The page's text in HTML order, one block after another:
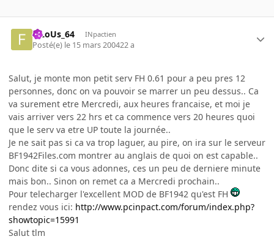
FiLoUs_64 INpactien
Posté(e) le 15 mars 200422 a
Salut, je monte mon petit serv FH 0.61 pour a peu pres 12
personnes, donc on va pouvoir se marrer un peu dessus.. Ca
va surement etre Mercredi, aux heures francaise, et moi je
vais arriver vers 22 hrs et ca commence vers 20 heures quoi
que le serv va etre UP toute la journée..
Je ne sait pas si ca va trop laguer, au pire, on ira sur le serveur
BF1942Files.com montrer au anglais de quoi on est capable..
Donc dite si ca vous adonnes, ces un peu de derniere minute
mais bon.. Sinon on remet ca a Mercredi prochain..
Pour telecharger l'excellent MOD de BF1942 qu'est FH
rendez vous ici: http://www.pcinpact.com/forum/index.php?
showtopic=15991
Salut tlm